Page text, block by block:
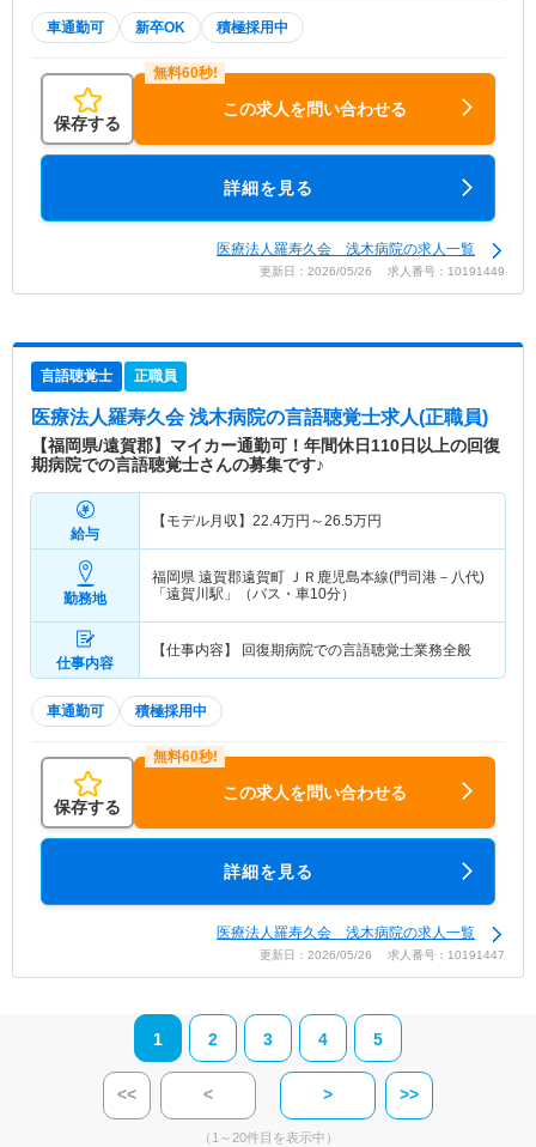
車通勤可 新卒OK 積極採用中
保存する
この求人を問い合わせる
詳細を見る
医療法人羅寿久会 浅木病院の求人一覧
更新日：2026/05/26 求人番号：10191449
言語聴覚士 正職員
医療法人羅寿久会 浅木病院の言語聴覚士求人(正職員)
【福岡県/遠賀郡】マイカー通勤可！年間休日110日以上の回復
期病院での言語聴覚士さんの募集です♪
給与
【モデル月収】 22.4万円～26.5万円
勤務地
福岡県 遠賀郡遠賀町 ＪＲ鹿児島本線(門司港－八代)
「遠賀川駅」（バス・車10分）
仕事内容
【仕事内容】 回復期病院での言語聴覚士業務全般
車通勤可 積極採用中
保存する
この求人を問い合わせる
詳細を見る
医療法人羅寿久会 浅木病院の求人一覧
更新日：2026/05/26 求人番号：10191447
1 2 3 4 5
<< < > >>
（1～20件目を表示中）